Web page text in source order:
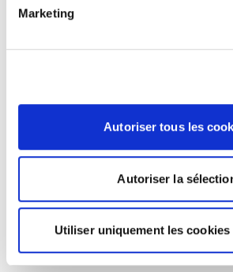
Marketing
Autoriser tous les
Autoriser la
Utiliser uniquement les cookies